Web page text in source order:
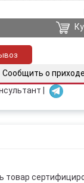
Сообщить о
|
товар